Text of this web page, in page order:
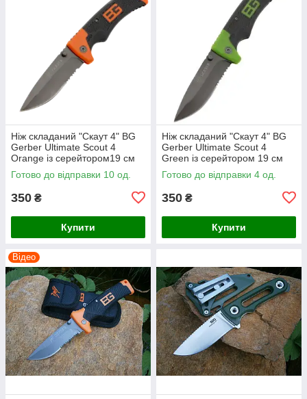
Ніж складаний "Скаут 4" BG
Gerber Ultimate Scout 4
Оrange із серейтором19 см
Готово до відправки 10 од.
350 ₴
Купити
Ніж складаний "Скаут 4" BG
Gerber Ultimate Scout 4
Green із серейтором 19 см
Готово до відправки 4 од.
350 ₴
Купити
Відео